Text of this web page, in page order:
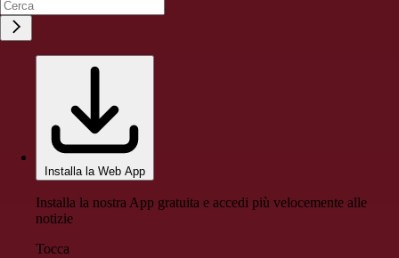
Installa la Web App
Installa la nostra App gratuita e accedi più velocemente alle
notizie
Tocca